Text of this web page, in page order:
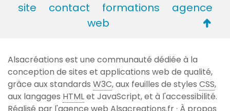
site
contact formations
agence
web
de
page
Alsacréations est une communauté dédiée à la
conception de sites et applications web de qualité,
grâce aux standards W3C, aux feuilles de styles CSS,
aux langages HTMLet JavaScript, et à l'accessibilité.